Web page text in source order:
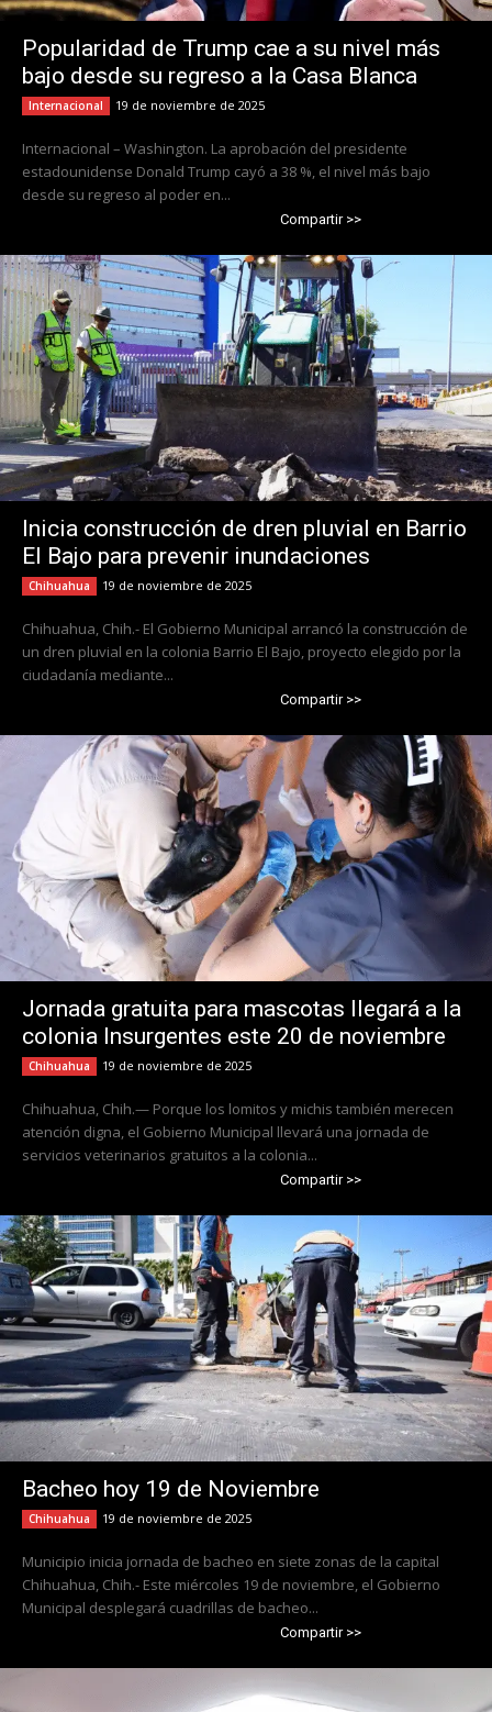
Popularidad de Trump cae a su nivel más
bajo desde su regreso a la Casa Blanca
Internacional 19 de noviembre de 2025
Internacional – Washington. La aprobación del presidente
estadounidense Donald Trump cayó a 38 %, el nivel más bajo
desde su regreso al poder en...
Compartir >>
Inicia construcción de dren pluvial en Barrio
El Bajo para prevenir inundaciones
Chihuahua 19 de noviembre de 2025
Chihuahua, Chih.- El Gobierno Municipal arrancó la construcción de
un dren pluvial en la colonia Barrio El Bajo, proyecto elegido por la
ciudadanía mediante...
Compartir >>
Jornada gratuita para mascotas llegará a la
colonia Insurgentes este 20 de noviembre
Chihuahua 19 de noviembre de 2025
Chihuahua, Chih.— Porque los lomitos y michis también merecen
atención digna, el Gobierno Municipal llevará una jornada de
servicios veterinarios gratuitos a la colonia...
Compartir >>
Bacheo hoy 19 de Noviembre
Chihuahua 19 de noviembre de 2025
Municipio inicia jornada de bacheo en siete zonas de la capital
Chihuahua, Chih.- Este miércoles 19 de noviembre, el Gobierno
Municipal desplegará cuadrillas de bacheo...
Compartir >>